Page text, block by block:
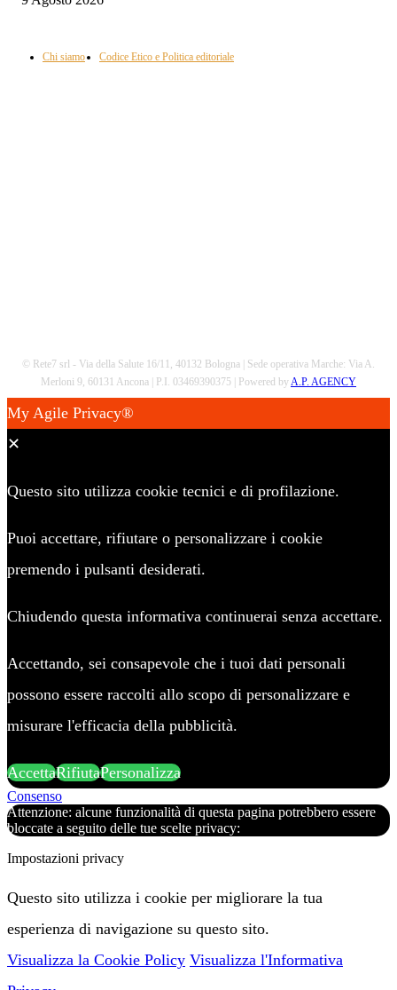
Chi siamo Codice Etico e Politica editoriale
© Rete7 srl - Via della Salute 16/11, 40132 Bologna | Sede operativa Marche: Via A.
Merloni 9, 60131 Ancona | P.I. 03469390375 | Powered by A.P. AGENCY
My Agile Privacy®
✕
Questo sito utilizza cookie tecnici e di profilazione.
Puoi accettare, rifiutare o personalizzare i cookie
premendo i pulsanti desiderati.
Chiudendo questa informativa continuerai senza accettare.
Accettando, sei consapevole che i tuoi dati personali
possono essere raccolti allo scopo di personalizzare e
misurare l'efficacia della pubblicità.
AccettaRifiutaPersonalizza
Consenso
Attenzione: alcune funzionalità di questa pagina potrebbero essere
bloccate a seguito delle tue scelte privacy:
Impostazioni privacy
Questo sito utilizza i cookie per migliorare la tua
esperienza di navigazione su questo sito.
Visualizza la Cookie Policy Visualizza l'Informativa